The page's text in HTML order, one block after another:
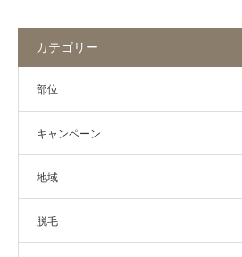
カテゴリー
部位
キャンペーン
地域
脱毛